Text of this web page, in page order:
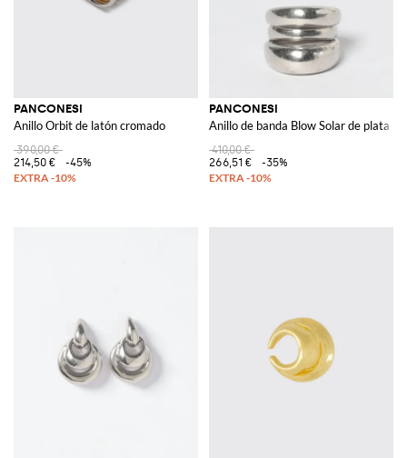
PANCONESI
Anillo Orbit de latón cromado
390,00 €
214,50 €
-45%
PANCONESI
Anillo de banda Blow Solar de plata
410,00 €
266,51 €
-35%